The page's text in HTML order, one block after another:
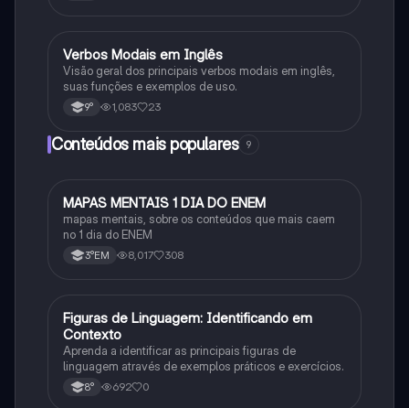
Inglês
Verbos Modais em Inglês
Visão geral dos principais verbos modais em inglês,
suas funções e exemplos de uso.
9° 1,083 23
Conteúdos mais populares 9
Português
MAPAS MENTAIS 1 DIA DO ENEM
mapas mentais, sobre os conteúdos que mais caem
no 1 dia do ENEM
3°EM 8,017 308
FPortuguês
Figuras de Linguagem: Identificando em
Contexto
Aprenda a identificar as principais figuras de
linguagem através de exemplos práticos e exercícios.
8° 692 0